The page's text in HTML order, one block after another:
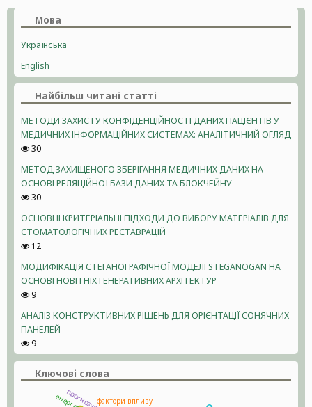
Мова
Українська
English
Найбільш читані статті
МЕТОДИ ЗАХИСТУ КОНФІДЕНЦІЙНОСТІ ДАНИХ ПАЦІЄНТІВ У
МЕДИЧНИХ ІНФОРМАЦІЙНИХ СИСТЕМАХ: АНАЛІТИЧНИЙ ОГЛЯД
30
МЕТОД ЗАХИЩЕНОГО ЗБЕРІГАННЯ МЕДИЧНИХ ДАНИХ НА
ОСНОВІ РЕЛЯЦІЙНОЇ БАЗИ ДАНИХ ТА БЛОКЧЕЙНУ
30
ОСНОВНІ КРИТЕРІАЛЬНІ ПІДХОДИ ДО ВИБОРУ МАТЕРІАЛІВ ДЛЯ
СТОМАТОЛОГІЧНИХ РЕСТАВРАЦІЙ
12
МОДИФІКАЦІЯ СТЕГАНОГРАФІЧНОЇ МОДЕЛІ STEGANOGAN НА
ОСНОВІ НОВІТНІХ ГЕНЕРАТИВНИХ АРХІТЕКТУР
9
АНАЛІЗ КОНСТРУКТИВНИХ РІШЕНЬ ДЛЯ ОРІЄНТАЦІЇ СОНЯЧНИХ
ПАНЕЛЕЙ
9
Ключові слова
фактори впливу